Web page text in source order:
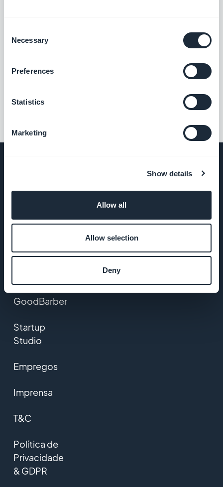
Selection
Necessary
Preferences
Statistics
Marketing
Show details
Allow all
Allow selection
Deny
EMPRESA
Sobre nós
DNA da
GoodBarber
Startup
Studio
Empregos
Imprensa
T&C
Política de
Privacidade
& GDPR